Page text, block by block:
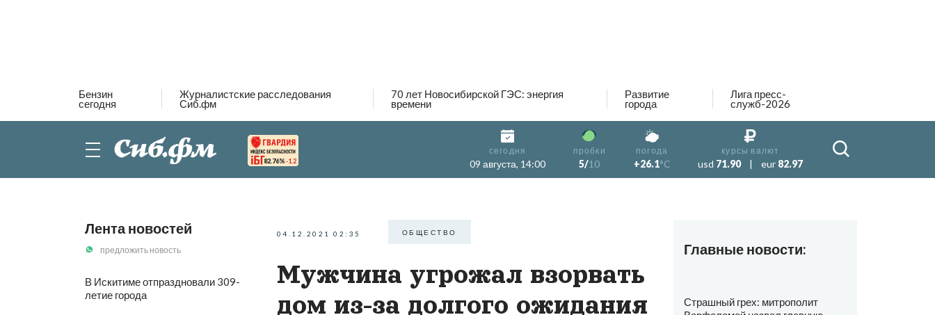
Бензин
сегодня
Журналистские расследования
Сиб.фм
70 лет Новосибирской ГЭС: энергия
времени
Развитие
города
Лига пресс-
служб-2026
82.76% -1.2
сегодня
09 августа, 14:00
пробки
5/10
погода
+26.1°C
курсы валют
usd 71.90 | eur 82.97
Лента новостей
предложить новость
В Искитиме отпраздновали 309-
летие города
04.12.2021 02:35 ОБЩЕСТВО
Мужчина угрожал взорвать
дом из-за долгого ожидания
Главные новости:
Страшный грех: митрополит